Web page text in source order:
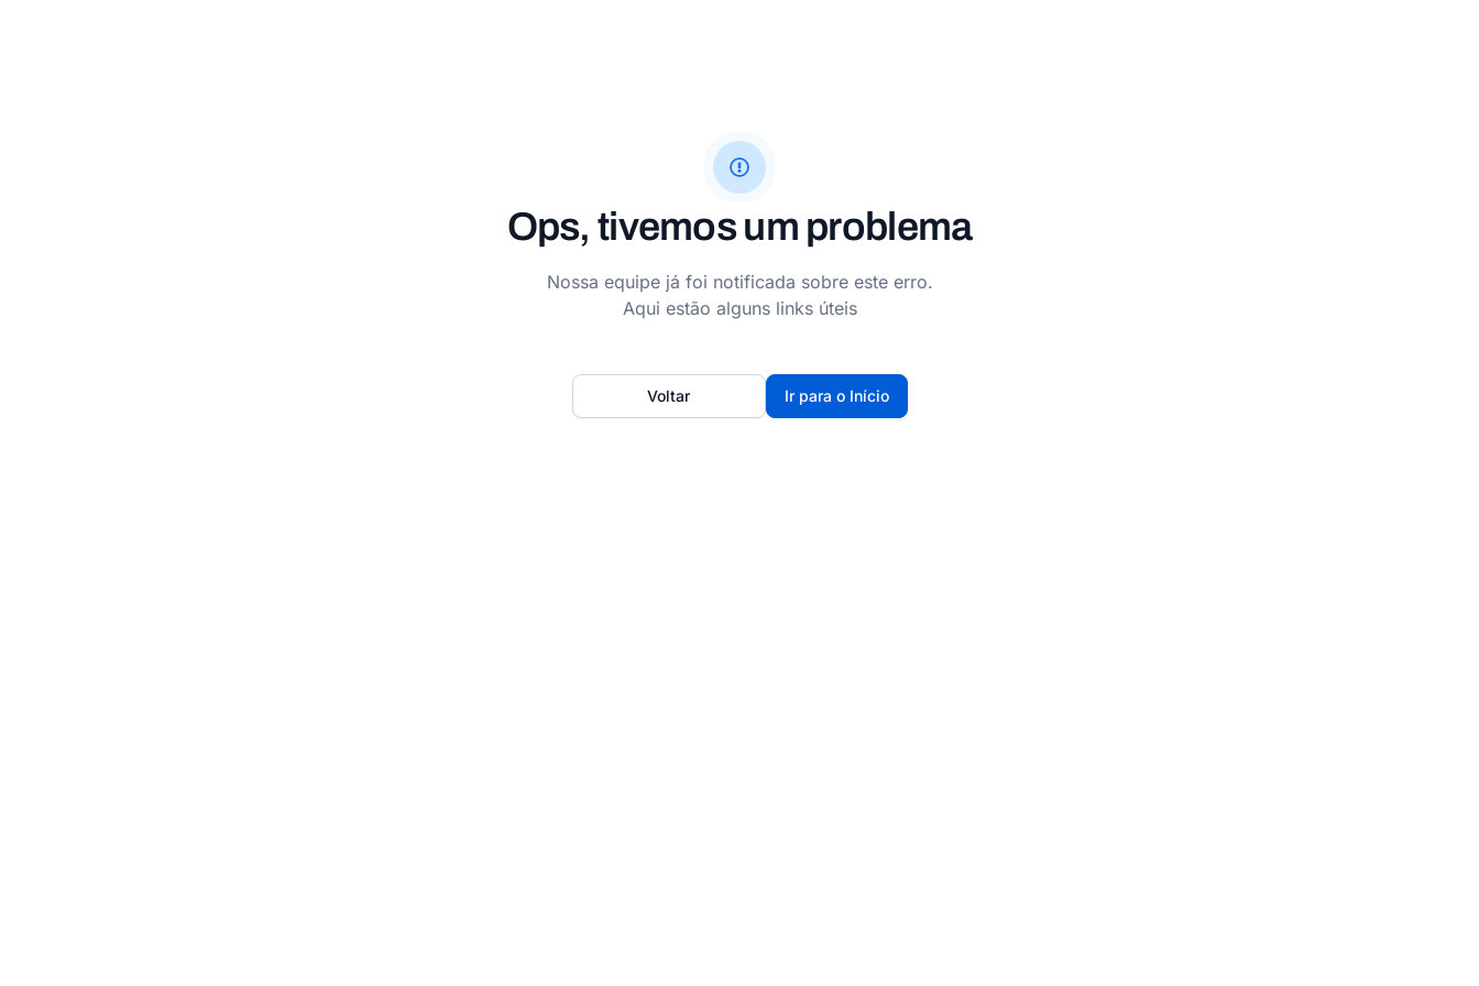
Ops, tivemos um problema
Nossa equipe já foi notificada sobre este erro.
Aqui estão alguns links úteis
Ir para o Início
Voltar